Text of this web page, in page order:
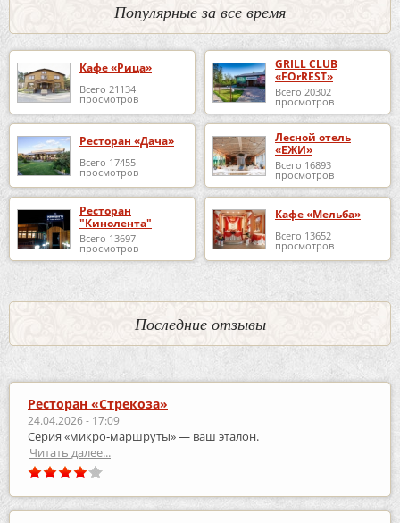
Популярные за все время
Кафе «Рица»
Всего 21134
просмотров
GRILL CLUB
«FOrREST»
Всего 20302
просмотров
Ресторан «Дача»
Всего 17455
просмотров
Лесной отель
«ЕЖИ»
Всего 16893
просмотров
Ресторан
"Кинолента"
Всего 13697
просмотров
Кафе «Мельба»
Всего 13652
просмотров
Последние отзывы
Ресторан «Стрекоза»
24.04.2026 - 17:09
Серия «микро‑маршруты» — ваш эталон.
Читать далее...